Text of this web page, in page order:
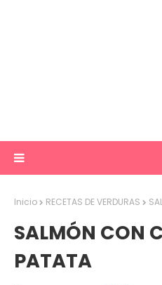
Inicio RECETAS DE VERDURAS
SALMÓN CON
PATATA